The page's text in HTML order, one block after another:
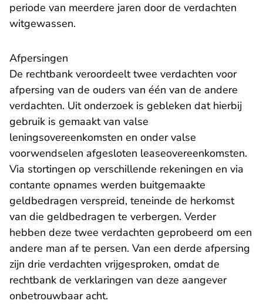
periode van meerdere jaren door de verdachten
witgewassen.
Afpersingen
De rechtbank veroordeelt twee verdachten voor
afpersing van de ouders van één van de andere
verdachten. Uit onderzoek is gebleken dat hierbij
gebruik is gemaakt van valse
leningsovereenkomsten en onder valse
voorwendselen afgesloten leaseovereenkomsten.
Via stortingen op verschillende rekeningen en via
contante opnames werden buitgemaakte
geldbedragen verspreid, teneinde de herkomst
van die geldbedragen te verbergen. Verder
hebben deze twee verdachten geprobeerd om een
andere man af te persen. Van een derde afpersing
zijn drie verdachten vrijgesproken, omdat de
rechtbank de verklaringen van deze aangever
onbetrouwbaar acht.